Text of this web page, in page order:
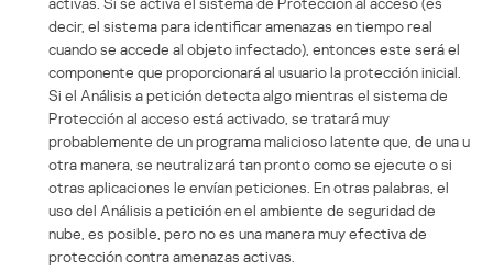
decir, el sistema para identificar amenazas en tiempo real
cuando se accede al objeto infectado), entonces este será el
componente que proporcionará al usuario la protección inicial.
Si el Análisis a petición detecta algo mientras el sistema de
Protección al acceso está activado, se tratará muy
probablemente de un programa malicioso latente que, de una u
otra manera, se neutralizará tan pronto como se ejecute o si
otras aplicaciones le envían peticiones. En otras palabras, el
uso del Análisis a petición en el ambiente de seguridad de
nube, es posible, pero no es una manera muy efectiva de
protección contra amenazas activas.